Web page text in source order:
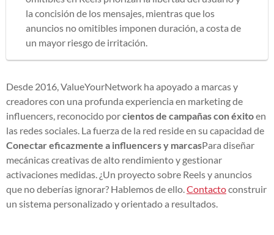
la concisión de los mensajes, mientras que los
anuncios no omitibles imponen duración, a costa de
un mayor riesgo de irritación.
Desde 2016, ValueYourNetwork ha apoyado a marcas y
creadores con una profunda experiencia en marketing de
influencers, reconocido porcientos de campañas con éxitoen
las redes sociales. La fuerza de la red reside en su capacidad de
Conectar eficazmente a influencers y marcasPara diseñar
mecánicas creativas de alto rendimiento y gestionar
activaciones medidas. ¿Un proyecto sobre Reels y anuncios
que no deberías ignorar? Hablemos de ello.Contactoconstruir
un sistema personalizado y orientado a resultados.